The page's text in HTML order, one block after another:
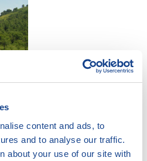
content and ads, to
and to analyse our traffic.
about your use of our site with